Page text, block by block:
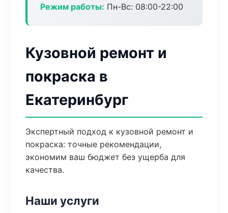
Режим работы: Пн-Вс: 08:00-22:00
Кузовной ремонт и
покраска в
Екатеринбург
Экспертный подход к кузовной ремонт и
покраска: точные рекомендации,
экономим ваш бюджет без ущерба для
качества.
Наши услуги